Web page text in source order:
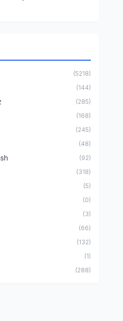
(5218)
(144)
(285)
(168)
(245)
(48)
(92)
(318)
(5)
(0)
(3)
(66)
(132)
(1)
(288)